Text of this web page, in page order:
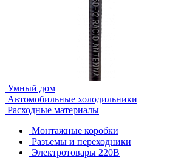
Умный дом
Автомобильные холодильники
Расходные материалы
Монтажные коробки
Разъемы и переходники
Электротовары 220В